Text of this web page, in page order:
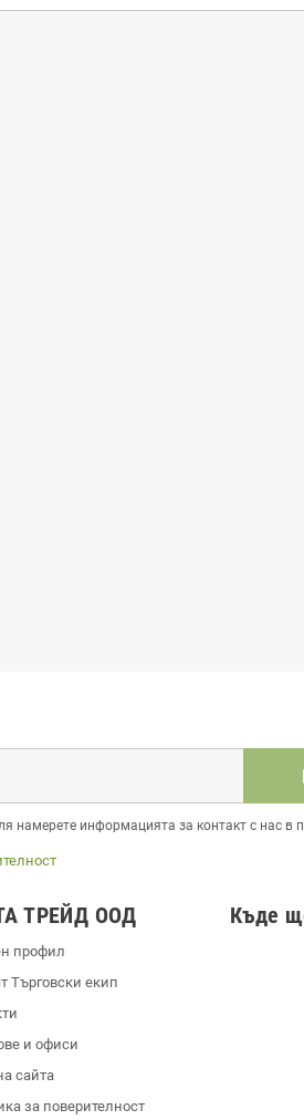
намерете информацията за контакт с нас в
ТРЕЙД ООД
профил
Търговски екип
и офиси
сайта
за поверителност
Къде